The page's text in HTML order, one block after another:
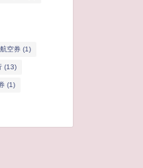
空券(1)
(13)
(1)